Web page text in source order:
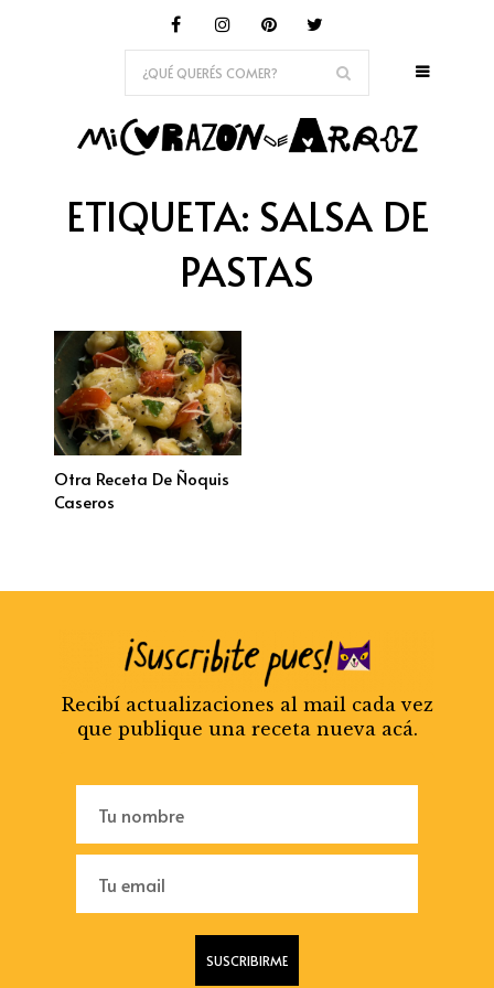
ETIQUETA: SALSA DE
PASTAS
Otra Receta De Ñoquis
Caseros
Recibí actualizaciones al mail cada vez
que publique una receta nueva acá.